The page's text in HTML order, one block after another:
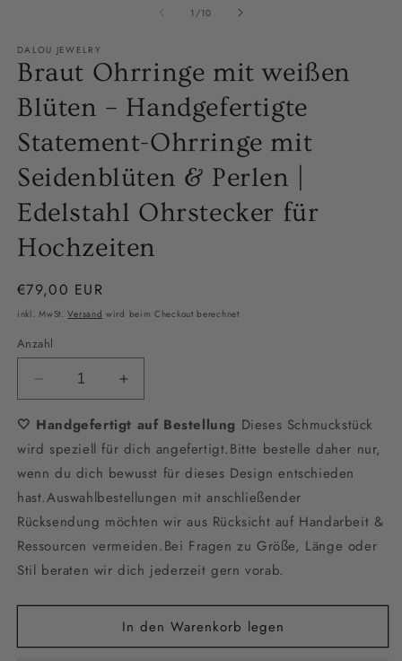
1 /von
10
DALOU JEWELRY
Braut Ohrringe mit weißen
Blüten – Handgefertigte
Statement-Ohrringe mit
Seidenblüten & Perlen |
Edelstahl Ohrstecker für
Hochzeiten
Normaler
Preis
€79,00 EUR
inkl. MwSt.Versand wird beim Checkout berechnet
Anzahl
Verringere
die
Menge
für
Braut
Ohrringe
mit
weißen
–
Handgefertigte
Seidenblüten
Erhöhe
die
Menge
für
Ohrringe
mit
weißen
Blüten
–
Handgefertigte
mit
Seidenblüten
🤍 Handgefertigt auf Bestellung Dieses Schmuckstück
wird speziell für dich angefertigt.Bitte bestelle daher nur,
wenn du dich bewusst für dieses Design entschieden
hast.Auswahlbestellungen mit anschließender
Rücksendung möchten wir aus Rücksicht auf Handarbeit &
Ressourcen vermeiden.Bei Fragen zu Größe, Länge oder
Stil beraten wir dich jederzeit gern vorab.
In den Warenkorb legen